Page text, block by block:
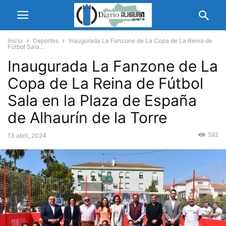
Inicio Deportes
Inaugurada La Fanzone de La Copa de La Reina de
Fútbol Sala...
Inaugurada La Fanzone de La
Copa de La Reina de Fútbol
Sala en la Plaza de España
de Alhaurín de la Torre
13 abril, 2024 592